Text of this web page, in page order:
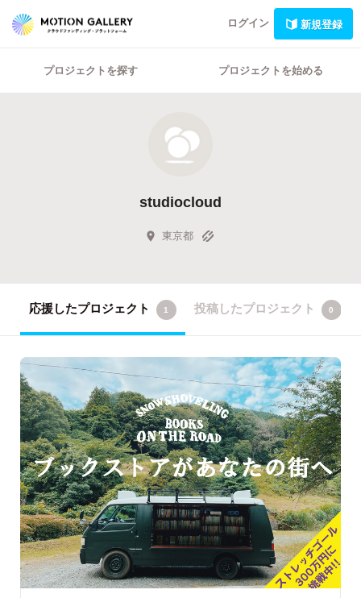
ログイン 新規登録
プロジェクトを探す プロジェクトを始める
studiocloud
東京都
応援したプロジェクト 1 投稿したプロジェクト 0